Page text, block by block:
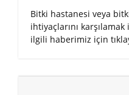
Bitki hastanesi veya
ihtiyaçlarını
ilgili haberimiz için